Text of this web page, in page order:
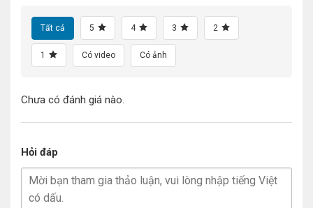
Tất cả 5 4 3 2
1 Có video Có ảnh
Chưa có đánh giá nào.
Hỏi đáp